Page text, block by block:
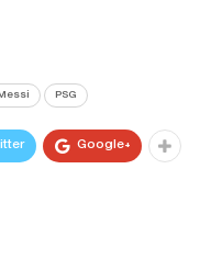
PSG
Google+